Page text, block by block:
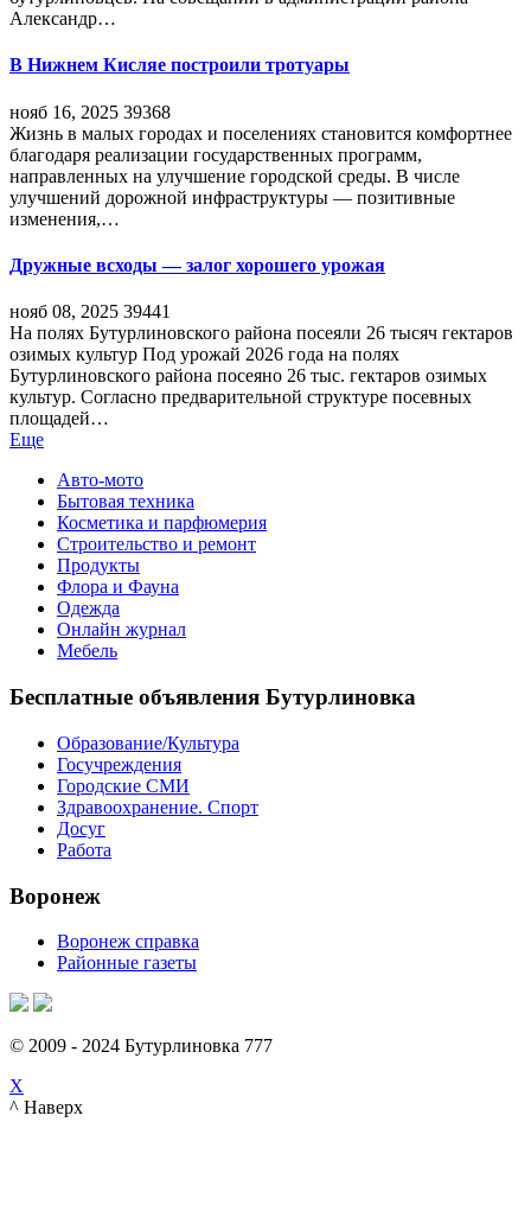
Александр…
В Нижнем Кисляе построили тротуары
нояб 16, 2025 39368
Жизнь в малых городах и поселениях становится комфортнее
благодаря реализации государственных программ,
направленных на улучшение городской среды. В числе
улучшений дорожной инфраструктуры — позитивные
изменения,…
Дружные всходы — залог хорошего урожая
нояб 08, 2025 39441
На полях Бутурлиновского района посеяли 26 тысяч гектаров
озимых культур Под урожай 2026 года на полях
Бутурлиновского района посеяно 26 тыс. гектаров озимых
культур. Согласно предварительной структуре посевных
площадей…
Еще
Авто-мото
Бытовая техника
Косметика и парфюмерия
Строительство и ремонт
Продукты
Флора и Фауна
Одежда
Онлайн журнал
Мебель
Бесплатные объявления Бутурлиновка
Образование/Культура
Госучреждения
Городские СМИ
Здравоохранение. Спорт
Досуг
Работа
Воронеж
Воронеж справка
Районные газеты
© 2009 - 2024 Бутурлиновка 777
X
^ Наверх